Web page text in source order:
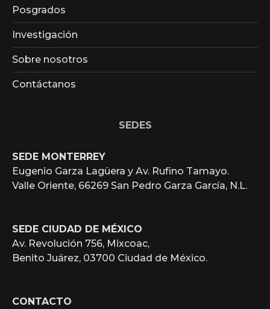
Posgrados
Investigación
Sobre nosotros
Contáctanos
SEDES
SEDE MONTERREY
Eugenio Garza Lagüera y Av. Rufino Tamayo.
Valle Oriente, 66269 San Pedro Garza García, N.L.
SEDE CIUDAD DE MÉXICO
Av. Revolución 756, Mixcoac,
Benito Juárez, 03700 Ciudad de México.
CONTACTO